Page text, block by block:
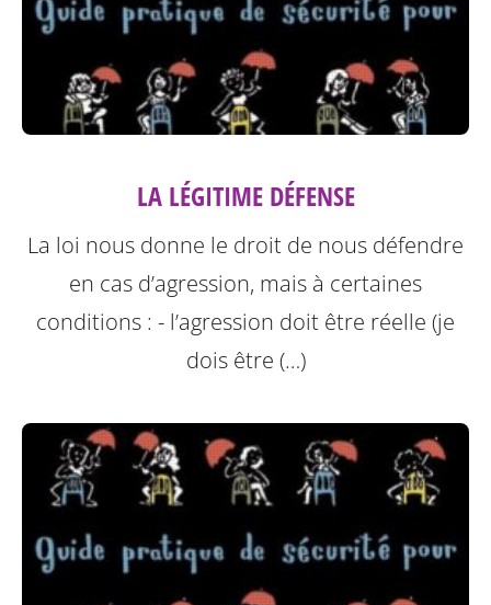
LA LÉGITIME DÉFENSE
La loi nous donne le droit de nous défendre
en cas d’agression, mais à certaines
conditions : - l’agression doit être réelle (je
dois être (…)